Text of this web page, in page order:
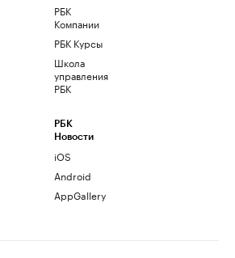
РБК
Компании
РБК Курсы
Школа
управления
РБК
РБК
Новости
iOS
Android
AppGallery